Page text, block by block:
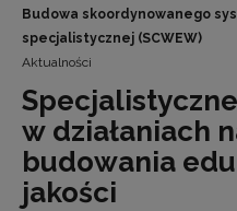
Budowa skoordynowanego
specjalistycznej (SCWEW)
Aktualności
w działaniach
budowania
jakości